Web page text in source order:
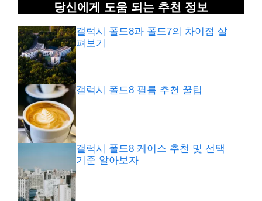
당신에게 도움 되는 추천 정보
갤럭시 폴드8과 폴드7의 차이점 살
펴보기
갤럭시 폴드8 필름 추천 꿀팁
갤럭시 폴드8 케이스 추천 및 선택
기준 알아보자